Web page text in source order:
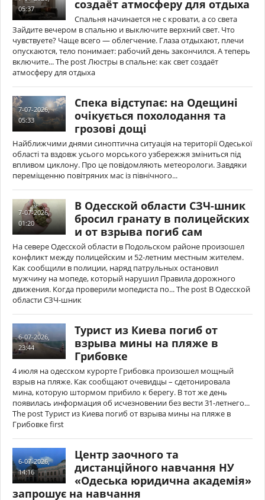
05:37
создаёт атмосферу для отдыха
Спальня начинается не с кровати, а со света
Зайдите вечером в спальню и выключите верхний свет. Что
чувствуете? Чаще всего — облегчение. Глаза отдыхают, плечи
опускаются, тело понимает: рабочий день закончился. А теперь
включите... The post Люстры в спальне: как свет создаёт
атмосферу для отдыха
7-07-2026,
05:33
Спека відступає: на Одещині
очікується похолодання та
грозові дощі
Найближчими днями синоптична ситуація на території Одеської
області та вздовж усього морського узбережжя зміниться під
впливом циклону. Про це повідомляють метеорологи. Завдяки
переміщенню повітряних мас із північного...
7-07-2026,
01:20
В Одесской области СЗЧ-шник
бросил гранату в полицейских
и от взрыва погиб сам
На севере Одесской области в Подольском районе произошел
конфликт между полицейским и 52-летним местным жителем.
Как сообщили в полиции, наряд патрульных остановил
мужчину на мопеде, который нарушил Правила дорожного
движения. Когда проверили мопедиста по... The post В Одесской
области СЗЧ-шник
6-07-2026,
23:44
Турист из Киева погиб от
взрыва мины на пляже в
Грибовке
4 июля на одесском курорте Грибовка произошел мощный
взрыв на пляже. Как сообщают очевидцы – сдетонировала
мина, которую штормом прибило к берегу. В тот же день
появилась информация об исчезновении без вести 31-летнего...
The post Турист из Киева погиб от взрыва мины на пляже в
Грибовке first
6-07-2026,
14:16
Центр заочного та
дистанційного навчання НУ
«Одеська юридична академія»
запрошує на навчання